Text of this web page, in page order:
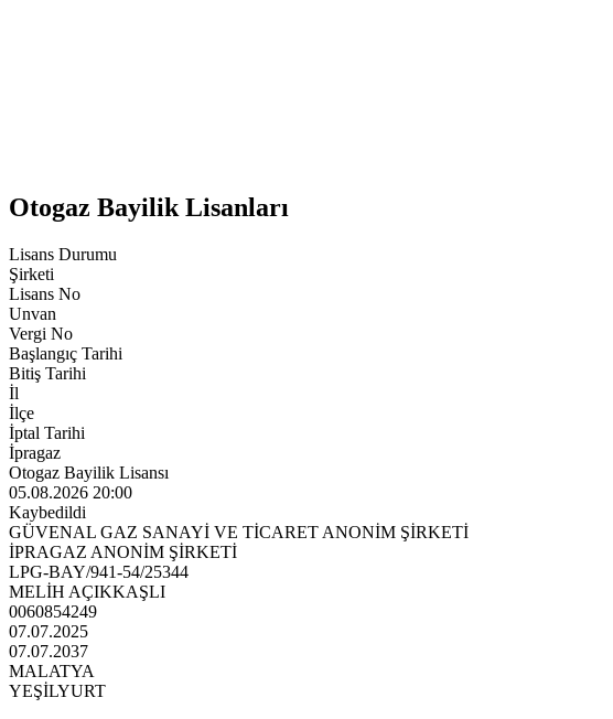
Otogaz Bayilik Lisanları
Lisans Durumu
Şirketi
Lisans No
Unvan
Vergi No
Başlangıç Tarihi
Bitiş Tarihi
İl
İlçe
İptal Tarihi
İpragaz
Otogaz Bayilik Lisansı
05.08.2026 20:00
Kaybedildi
GÜVENAL GAZ SANAYİ VE TİCARET ANONİM ŞİRKETİ
İPRAGAZ ANONİM ŞİRKETİ
LPG-BAY/941-54/25344
MELİH AÇIKKAŞLI
0060854249
07.07.2025
07.07.2037
MALATYA
YEŞİLYURT